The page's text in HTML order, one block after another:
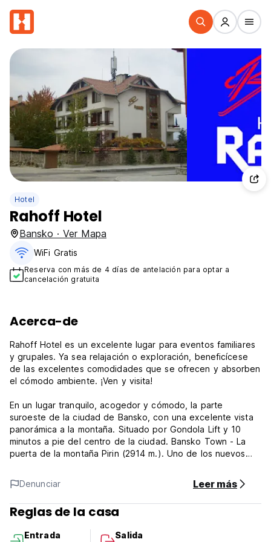
Hotel
Rahoff Hotel
Bansko · Ver Mapa
WiFi Gratis
Reserva con más de 4 días de antelación para optar a
cancelación gratuita
Acerca-de
Rahoff Hotel es un excelente lugar para eventos familiares
y grupales. Ya sea relajación o exploración, beneficícese
de las excelentes comodidades que se ofrecen y absorben
el cómodo ambiente. ¡Ven y visita!
En un lugar tranquilo, acogedor y cómodo, la parte
suroeste de la ciudad de Bansko, con una excelente vista
panorámica a la montaña. Situado por Gondola Lift y 10
minutos a pie del centro de la ciudad. Bansko Town - La
puerta de la montaña Pirin (2914 m.). Uno de los nuevos
Invierno: Condiciones deportivas espléndidas, la nieve
existe 5 meses. Summer: recorridos a pie en los viejos
bosques de pinos hasta la docena de lagos, hasta los picos
de las montañas.
Capacidad: 34 camas/máximo 39/en 4 habitaciones dobles,
Denunciar Leer más
Reglas de la casa
Entrada
Salida